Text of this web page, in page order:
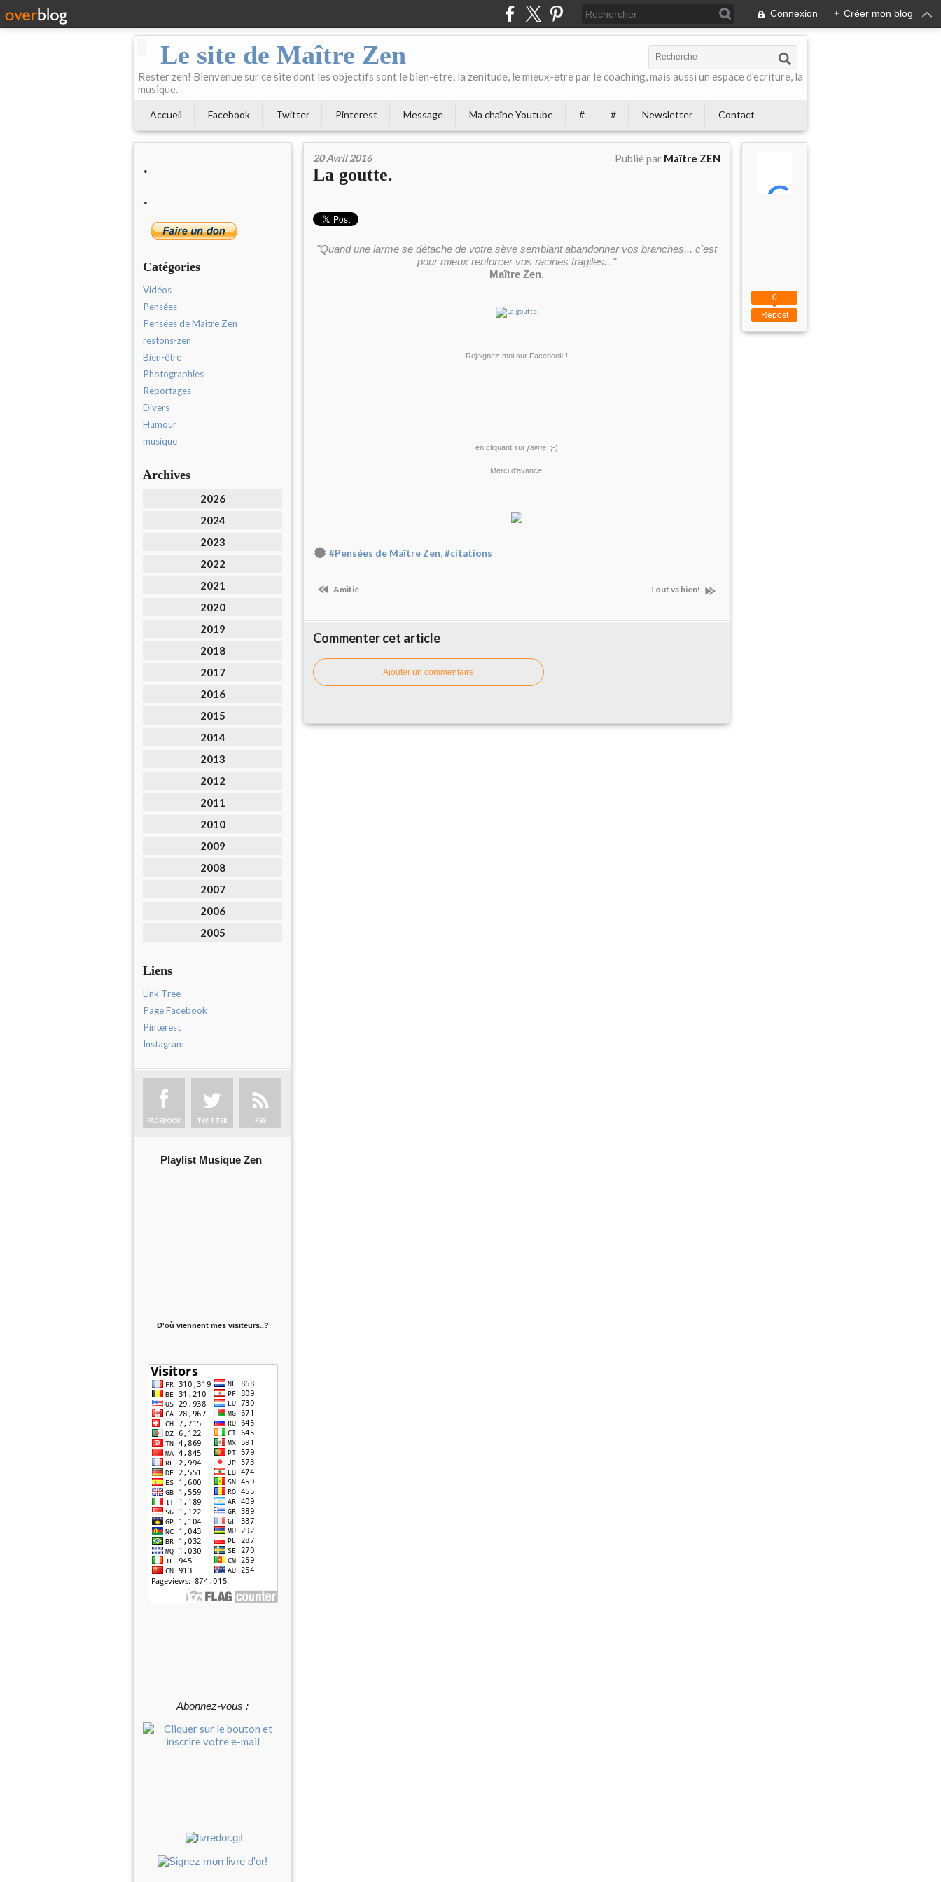
Connexion + Créer mon blog
Le site de Maître Zen
Rester zen! Bienvenue sur ce site dont les objectifs sont le bien-etre, la zenitude, le mieux-etre par le coaching, mais aussi un espace d'ecriture, la
musique.
Accueil Facebook Twitter Pinterest Message Ma chaîne Youtube # # Newsletter Contact
*
*
Catégories
Vidéos
Pensées
Pensées de Maître Zen
restons-zen
Bien-être
Photographies
Reportages
Divers
Humour
musique
Archives
2026
2024
2023
2022
2021
2020
2019
2018
2017
2016
2015
2014
2013
2012
2011
2010
2009
2008
2007
2006
2005
Liens
Link Tree
Page Facebook
Pinterest
Instagram
FACEBOOK TWITTER RSS
Playlist Musique Zen
D'où viennent mes visiteurs..?
Abonnez-vous :
20 Avril 2016 Publié par Maître ZEN
La goutte.
"Quand une larme se détache de votre sève semblant abandonner vos branches... c'est
pour mieux renforcer vos racines fragiles..."
Maître Zen.
Rejoignez-moi sur Facebook !
en cliquant sur j'aime ;-)
Merci d'avance!
#Pensées de Maître Zen,#citations
Amitié Tout va bien!
Commenter cet article
Ajouter un commentaire
Repost
0